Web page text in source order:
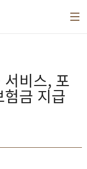
비스, 포
금 지급